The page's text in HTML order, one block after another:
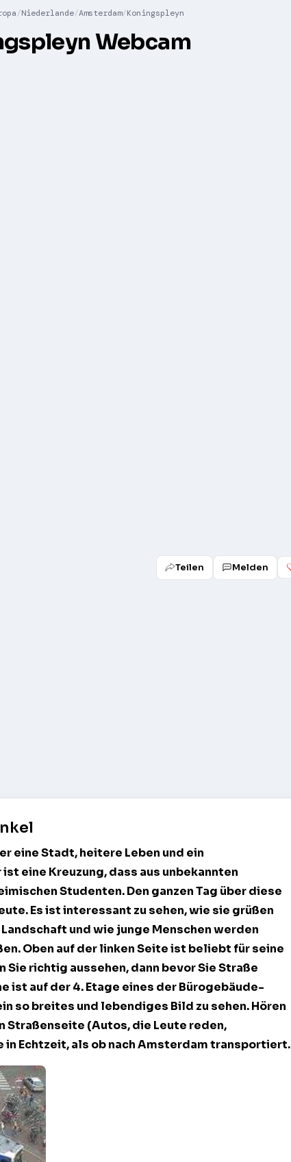
Niederlande Amsterdam Koningspleyn
Webcam
Teilen Melden
eine Stadt, heitere Leben und ein
eine Kreuzung, dass aus unbekannten
Studenten. Den ganzen Tag über diese
Es ist interessant zu sehen, wie sie grüßen
und wie junge Menschen werden
Oben auf der linken Seite ist beliebt für seine
Sie richtig aussehen, dann bevor Sie Straße
ist auf der 4. Etage eines der Bürogebäude-
so breites und lebendiges Bild zu sehen. Hören
Straßenseite (Autos, die Leute reden,
Echtzeit, als ob nach Amsterdam transportiert.